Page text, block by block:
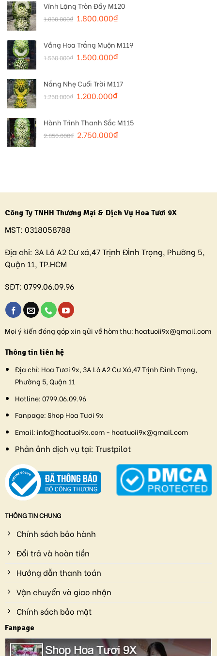
Vĩnh Lặng Tròn Đầy M120
1.850.000₫ 1.800.000₫
Vầng Hoa Trắng Muộn M119
1.550.000₫ 1.500.000₫
Nắng Nhẹ Cuối Trời M117
1.250.000₫ 1.200.000₫
Hành Trình Thanh Sắc M115
2.850.000₫ 2.750.000₫
Công Ty TNHH Thương Mại & Dịch Vụ Hoa Tươi 9X
MST: 0318058788
Địa chỉ: 3A Lô A2 Cư xá,47 Trịnh ĐÌnh Trọng, Phường 5,
Quận 11, TP.HCM
SĐT: 0799.06.09.96
Mọi ý kiến đóng góp xin gửi về hòm thư: hoatuoii9x@gmail.com
Thông tin liên hệ
Địa chỉ: Hoa Tươi 9x, 3A Lô A2 Cư Xá,47 Trịnh Đình Trọng,
Phường 5, Quận 11
Hotline:0799.06.09.96
Fanpage:Shop Hoa Tươi 9x
Email: info@hoatuoi9x.com - hoatuoii9x@gmail.com
Phản ảnh dịch vụ tại: Trustpilot
THÔNG TIN CHUNG
Chính sách bảo hành
Đổi trả và hoàn tiền
Hướng dẫn thanh toán
Vận chuyển và giao nhận
Chính sách bảo mật
Fanpage